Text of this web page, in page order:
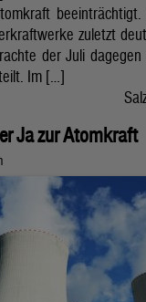
zuletzt
der Juli
Im […]
Ja zur Atomkraft